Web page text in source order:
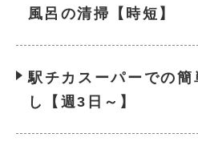
風呂の清掃【時短】
駅チカスーパーでの簡
し【週3日～】